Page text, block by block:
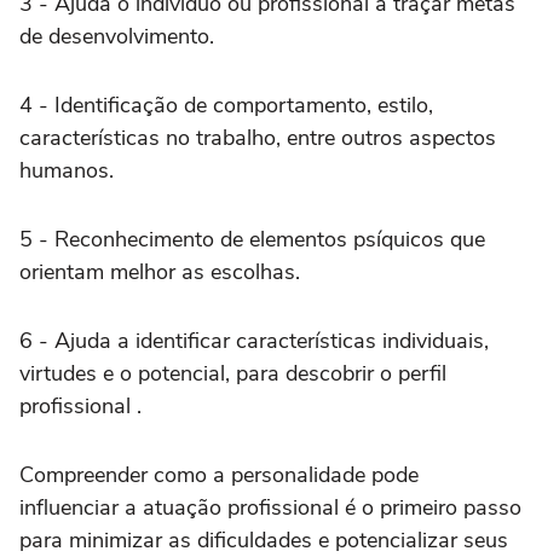
de desenvolvimento.
4 - Identificação de comportamento, estilo,
características no trabalho, entre outros aspectos
humanos.
5 - Reconhecimento de elementos psíquicos que
orientam melhor as escolhas.
6 - Ajuda a identificar características individuais,
virtudes e o potencial, para descobrir o perfil
profissional .
Compreender como a personalidade pode
influenciar a atuação profissional é o primeiro passo
para minimizar as dificuldades e potencializar seus